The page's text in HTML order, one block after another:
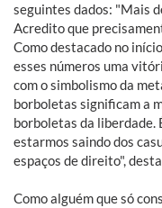
seguintes dados: "Mais
Acredito que
Como destacado no
esses números uma
com o simbolismo da
borboletas significam a
borboletas da liberdade.
estarmos saindo dos
espaços de direito",
Como alguém que só